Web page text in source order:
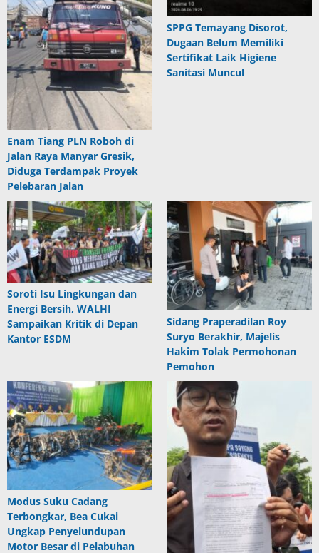
Enam Tiang PLN Roboh di
Jalan Raya Manyar Gresik,
Diduga Terdampak Proyek
Pelebaran Jalan
SPPG Temayang Disorot,
Dugaan Belum Memiliki
Sertifikat Laik Higiene
Sanitasi Muncul
Soroti Isu Lingkungan dan
Energi Bersih, WALHI
Sampaikan Kritik di Depan
Kantor ESDM
Sidang Praperadilan Roy
Suryo Berakhir, Majelis
Hakim Tolak Permohonan
Pemohon
Modus Suku Cadang
Terbongkar, Bea Cukai
Ungkap Penyelundupan
Motor Besar di Pelabuhan